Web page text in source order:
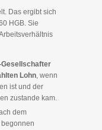
Das ergibt sich
HGB. Sie
Lohn, wenn
ist und der
zustande kam.
dem